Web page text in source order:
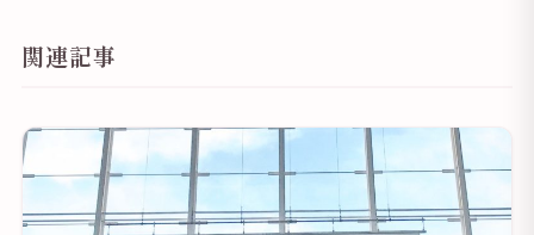
関連記事